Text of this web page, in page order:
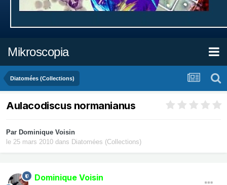
Mikroscopia
Diatomées (Collections)
Aulacodiscus normanianus
Par Dominique Voisin
le 25 mars 2010 dans Diatomées (Collections)
Dominique Voisin